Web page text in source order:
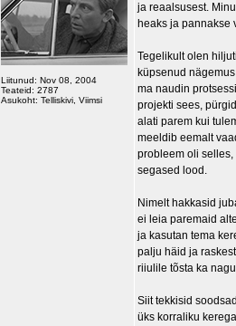
Liitunud: Nov 08, 2004
Teateid: 2787
Asukoht: Telliskivi, Viimsi
ja reaalsusest.
heaks ja pannakse
Tegelikult olen
küpsenud
ma naudin
projekti sees,
alati parem kui
meeldib eemalt
probleem oli
segased lood.
Nimelt hakkasid
ei leia paremaid
ja kasutan tema
palju häid ja
riiulile tõsta ka
Siit tekkisid
üks korraliku